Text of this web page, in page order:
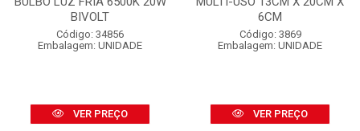
BIVOLT
Código: 34856
Embalagem: UNIDADE
VER PREÇO
6CM
Código: 3869
Embalagem: UNIDADE
VER PREÇO